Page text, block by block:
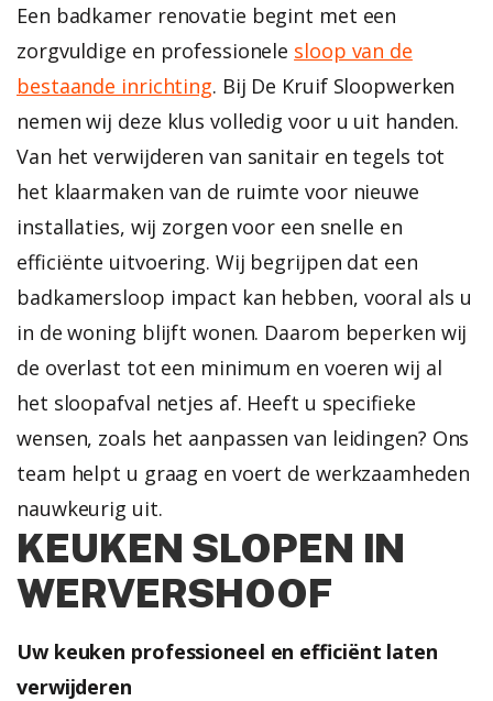
Een badkamer renovatie begint met een
zorgvuldige en professionele sloop van de
bestaande inrichting. Bij De Kruif Sloopwerken
nemen wij deze klus volledig voor u uit handen.
Van het verwijderen van sanitair en tegels tot
het klaarmaken van de ruimte voor nieuwe
installaties, wij zorgen voor een snelle en
efficiënte uitvoering. Wij begrijpen dat een
badkamersloop impact kan hebben, vooral als u
in de woning blijft wonen. Daarom beperken wij
de overlast tot een minimum en voeren wij al
het sloopafval netjes af. Heeft u specifieke
wensen, zoals het aanpassen van leidingen? Ons
team helpt u graag en voert de werkzaamheden
nauwkeurig uit.
KEUKEN SLOPEN IN
WERVERSHOOF
Uw keuken professioneel en efficiënt laten
verwijderen